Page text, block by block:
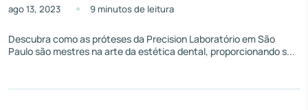
ago 13, 2023 9 minutos de leitura
Descubra como as próteses da Precision Laboratório em São
Paulo são mestres na arte da estética dental, proporcionando s...